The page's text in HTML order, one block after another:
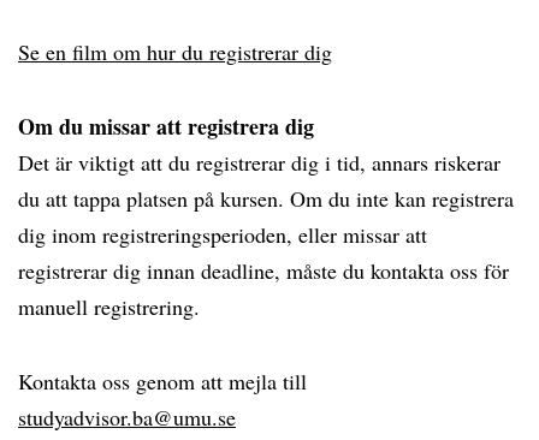
Se en film om hur du registrerar dig
Om du missar att registrera dig
Det är viktigt att du registrerar dig i tid, annars riskerar
du att tappa platsen på kursen. Om du inte kan registrera
dig inom registreringsperioden, eller missar att
registrerar dig innan deadline, måste du kontakta oss för
manuell registrering.
Kontakta oss genom att mejla till
studyadvisor.ba@umu.se